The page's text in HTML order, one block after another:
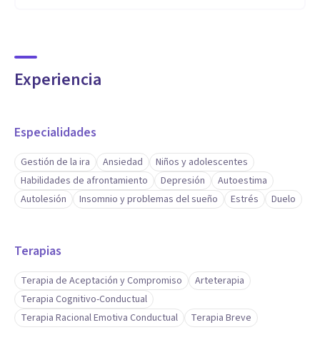
Experiencia
Especialidades
Gestión de la ira Ansiedad
Niños y adolescentes
Habilidades de afrontamiento
Depresión
Autoestima
Autolesión
Insomnio y problemas del sueño Estrés Duelo
Terapias
Terapia de Aceptación y Compromiso
Arteterapia
Terapia Cognitivo-Conductual
Terapia Racional Emotiva Conductual
Terapia Breve